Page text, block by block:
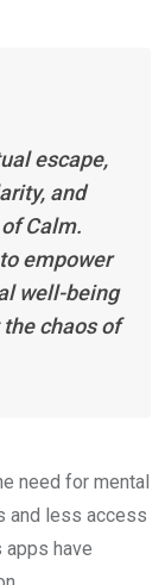
escape,
and
Calm.
empower
well-being
chaos of
need for mental
and less access
have